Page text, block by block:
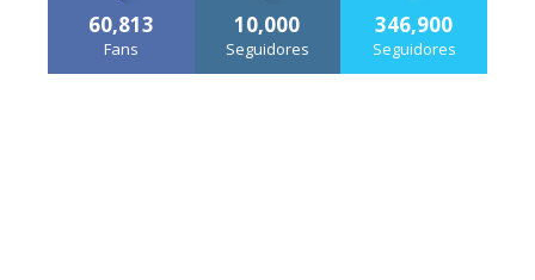
60,813
Fans
10,000
Seguidores
346,900
Seguidores